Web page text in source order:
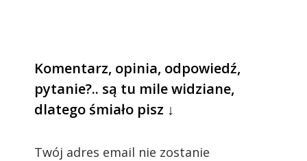
Komentarz, opinia, odpowiedź,
pytanie?.. są tu mile widziane,
dlatego śmiało pisz ↓
Twój adres email nie zostanie